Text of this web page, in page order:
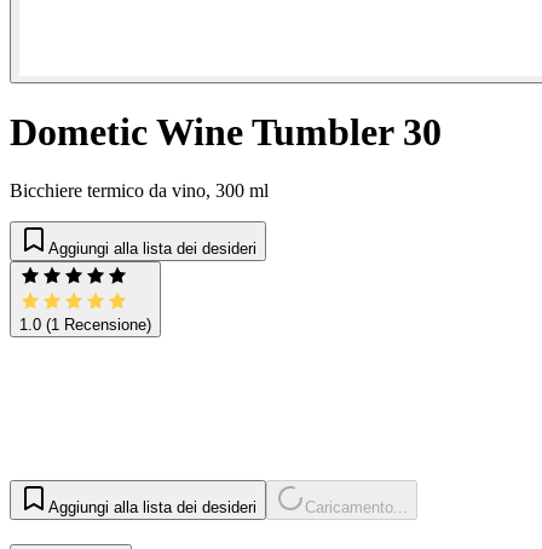
Dometic Wine Tumbler 30
Bicchiere termico da vino, 300 ml
Aggiungi alla lista dei desideri
1.0 (1 Recensione)
Aggiungi alla lista dei desideri Caricamento...